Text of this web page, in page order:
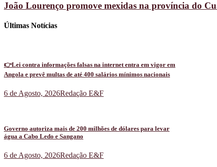
João Lourenço promove mexidas na província do
Últimas Notícias
👉Lei contra informações falsas na internet entra em vigor em
Angola e prevê multas de até 400 salários mínimos nacionais
6 de Agosto, 2026Redação E&F
Governo autoriza mais de 200 milhões de dólares para levar
água a Cabo Ledo e Sangano
6 de Agosto, 2026Redação E&F